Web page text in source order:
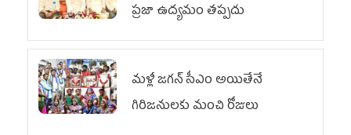
ప్రజా ఉద్యమం తప్పదు
మళ్లీ జగన్ సీఎం అయితేనే
గిరిజనులకు మంచి రోజులు